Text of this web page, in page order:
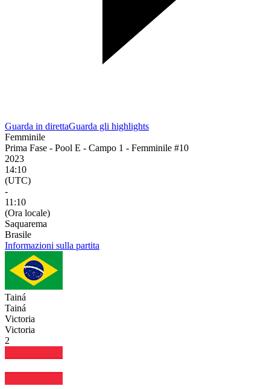
Guarda in direttaGuarda gli highlights
Femminile
Prima Fase - Pool E - Campo 1 - Femminile #10
2023
14:10
(UTC)
-
11:10
(Ora locale)
Saquarema
Brasile
Informazioni sulla partita
Tainá
Tainá
Victoria
Victoria
2